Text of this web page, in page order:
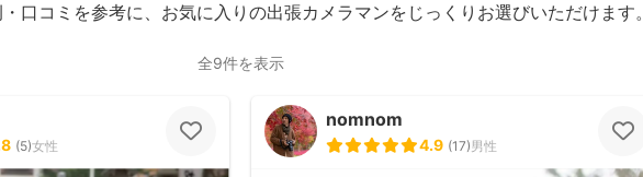
口コミを参考に、お気に入りの出張カメラマンをじっくりお選びいただけます。
全9件を表示
(5)女性
nomnom
4.9 (17)男性